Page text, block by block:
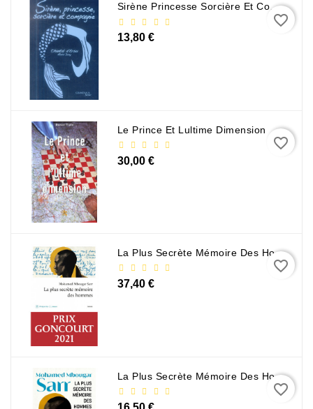
Sirène Princesse Sorcière Et Compagnie
13,80 €
favorite_border
Le Prince Et Lultime Dimension
30,00 €
favorite_border
La Plus Secrète Mémoire Des Hommes - Mohamed Mbougar Sarr
37,40 €
favorite_border
La Plus Secrète Mémoire Des Hommes - Mohamed Mbougar Sarr
favorite_border